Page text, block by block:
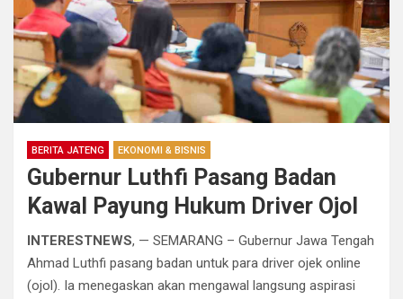
BERITA JATENG EKONOMI & BISNIS
Gubernur Luthfi Pasang Badan
Kawal Payung Hukum Driver Ojol
INTERESTNEWS, — SEMARANG – Gubernur Jawa Tengah
Ahmad Luthfi pasang badan untuk para driver ojek online
(ojol). Ia menegaskan akan mengawal langsung aspirasi